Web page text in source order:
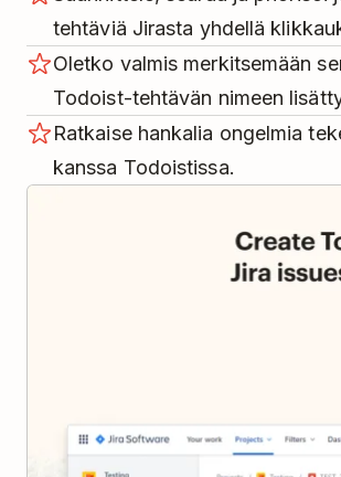
tehtäviä Jirasta yhdellä
Oletko valmis merkitsemään
Todoist-tehtävän nimeen
Ratkaise hankalia ongelmia
kanssa Todoistissa.